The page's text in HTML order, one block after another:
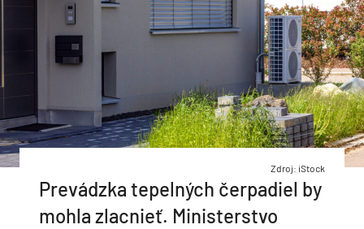
Zdroj: iStock
Prevádzka tepelných čerpadiel by
mohla zlacnieť. Ministerstvo